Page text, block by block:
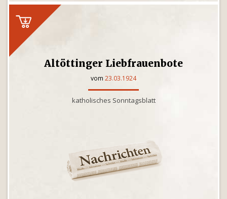
Altöttinger Liebfrauenbote
vom 23.03.1924
katholisches Sonntagsblatt